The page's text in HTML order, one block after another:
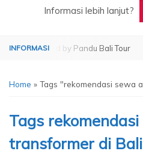
Informasi lebih lanjut?
Operated by Pandu Bali Tour
Home » Tags "rekomendasi sewa
Tags
transformer di Bali